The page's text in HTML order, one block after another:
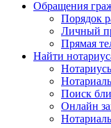
Обращения
Порядок
Личный
Прямая
Найти
Поиск
Онлайн